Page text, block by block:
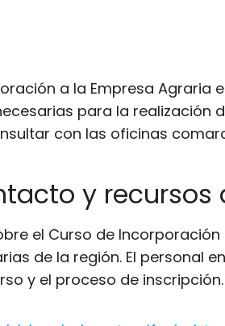
a la Empresa
para la realización
con las oficinas
y recursos
el Curso de
de la región. El
y el proceso de inscripción.